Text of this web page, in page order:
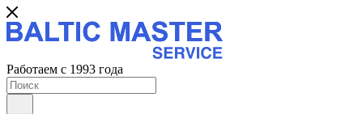
Работаем с 1993 года